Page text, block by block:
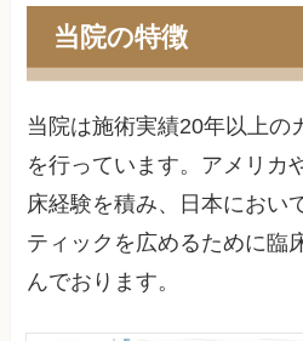
当院の特徴
当院は施術実績20年以上の
を行っています。アメリカ
床経験を積み、日本におい
ティックを広めるために臨
んでおります。